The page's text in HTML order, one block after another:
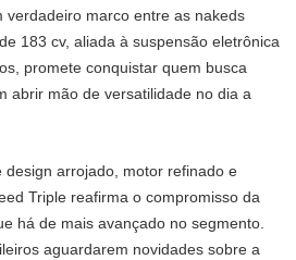
verdadeiro marco entre as nakeds
183 cv, aliada à suspensão eletrônica
promete conquistar quem busca
abrir mão de versatilidade no dia a
design arrojado, motor refinado e
Triple reafirma o compromisso da
há de mais avançado no segmento.
aguardarem novidades sobre a